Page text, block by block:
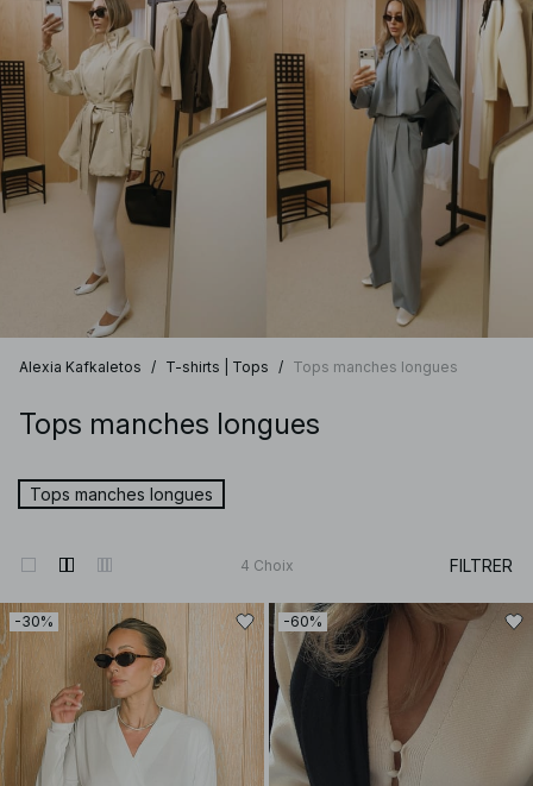
Alexia Kafkaletos / T-shirts | Tops / Tops manches longues
Tops manches longues
Tops manches longues
4 Choix FILTRER
-30% -60%